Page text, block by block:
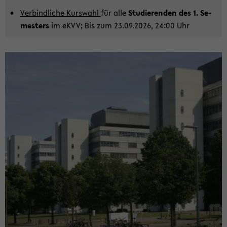
Ver­bind­li­che Kurs­wahl für alleStu­die­ren­den des 1. Se­
mes­ters im eKVV; Bis zum 23.09.2026, 24:00 Uhr